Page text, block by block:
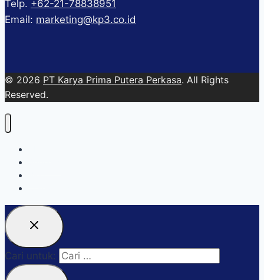
Telp. +62-21-78838951
Email: marketing@kp3.co.id
© 2026 PT Karya Prima Putera Perkasa. All Rights
Reserved.
Cari untuk: